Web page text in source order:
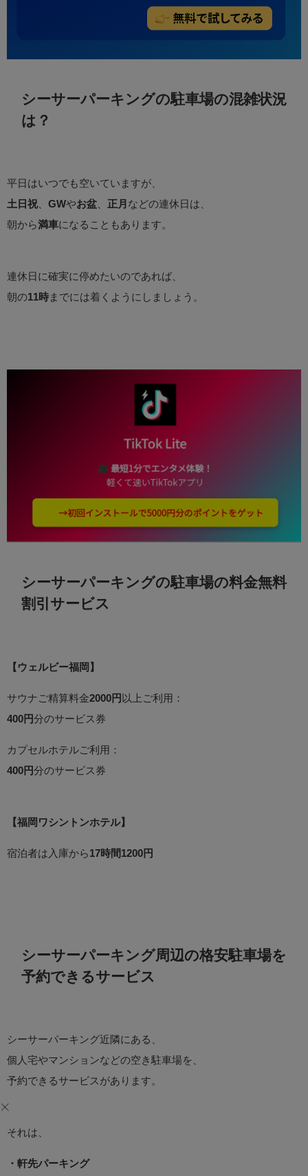
シーサーパーキングの駐車場の混雑状況
は？
平日はいつでも空いていますが、
土日祝、 GWやお盆 正月 などの連休日は、
朝から満車になることもあります。
連休日に確実に停めたいのであれば、
朝の11時 までには着くようにしましょう。
シーサーパーキングの駐車場の料金無料
割引サービス
【ウェルビー福岡】
サウナご精算料金2000円 以上ご利用：
400円 分のサービス券
カプセルホテルご利用：
400円 分のサービス券
【福岡ワシントンホテル】
宿泊者は入庫から 17時間1200円
シーサーパーキング周辺の格安駐車場を
予約できるサービス
シーサーパーキング近隣にある、
個人宅やマンションなどの空き駐車場を、
予約できるサービスがあります。
それは、
・軒先パーキング